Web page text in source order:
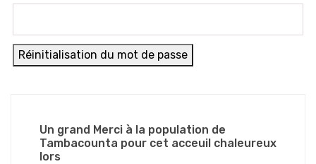
Réinitialisation du mot de passe
Un grand Merci à la population de
Tambacounta pour cet acceuil chaleureux
lors